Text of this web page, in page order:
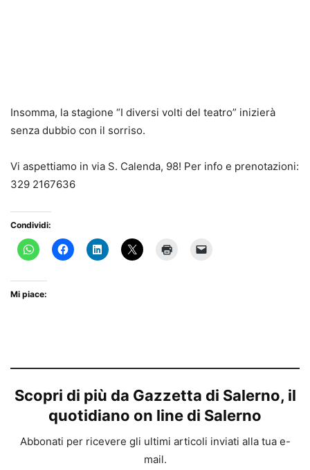
Insomma, la stagione “I diversi volti del teatro” inizierà
senza dubbio con il sorriso.
Vi aspettiamo in via S. Calenda, 98! Per info e prenotazioni:
329 2167636
Condividi:
Mi piace:
Scopri di più da Gazzetta di Salerno, il
quotidiano on line di Salerno
Abbonati per ricevere gli ultimi articoli inviati alla tua e-
mail.